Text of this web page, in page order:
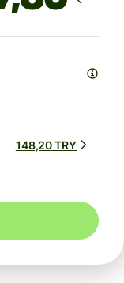
148,20 TRY